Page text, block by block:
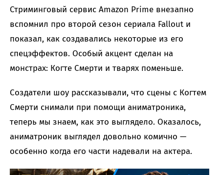
Стриминговый сервис Amazon Prime внезапно
вспомнил про второй сезон сериала Fallout и
показал, как создавались некоторые из его
спецэффектов. Особый акцент сделан на
монстрах: Когте Смерти и тварях поменьше.
Создатели шоу рассказывали, что сцены с Когтем
Смерти снимали при помощи аниматроника,
теперь мы знаем, как это выглядело. Оказалось,
аниматроник выглядел довольно комично —
особенно когда его части надевали на актера.